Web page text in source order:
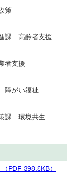
策
課 高齢者支援
者支援
障がい福祉
課 環境共生
PDF 398.8KB）